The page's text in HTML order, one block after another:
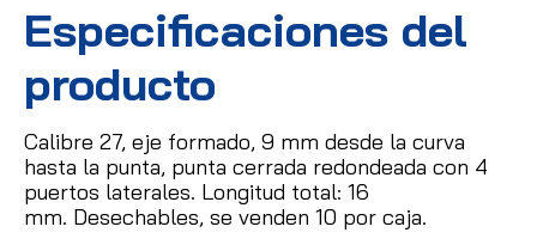
Especificaciones del
producto
Calibre 27, eje formado, 9 mm desde la curva
hasta la punta, punta cerrada redondeada con 4
puertos laterales. Longitud total: 16
mm. Desechables, se venden 10 por caja.